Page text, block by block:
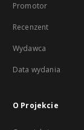
Promotor
Recenzent
Wydawca
Data wydania
O Projekcie